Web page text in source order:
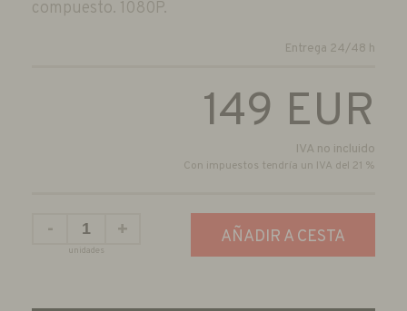
compuesto. 1080P.
Entrega 24/48 h
149 EUR
IVA no incluido
Con impuestos tendría un IVA del 21 %
-
unidades
+ AÑADIR A CESTA